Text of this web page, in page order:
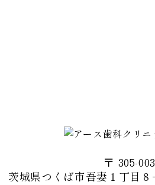
〒 305-
茨城県つくば市吾妻１丁目